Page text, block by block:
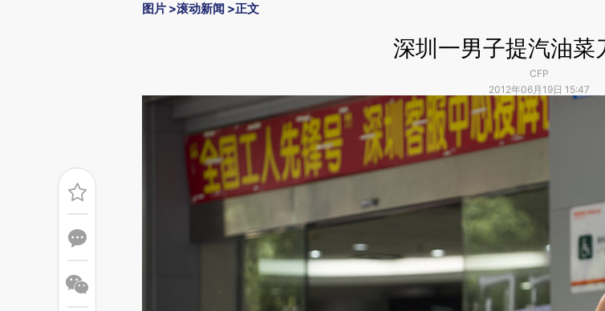
图片 >滚动新闻 >正文
深圳一男子提汽油菜
CFP
2012年06月19日 15:47